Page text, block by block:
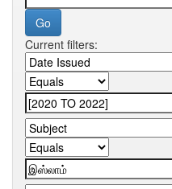
Current filters: